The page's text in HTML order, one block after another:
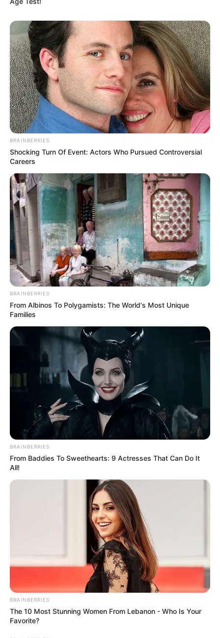
BRAINBERRIES
Shocking Turn Of Event: Actors Who Pursued Controversial
Careers
BRAINBERRIES
From Albinos To Polygamists: The World's Most Unique
Families
BRAINBERRIES
From Baddies To Sweethearts: 9 Actresses That Can Do It
All!
BRAINBERRIES
The 10 Most Stunning Women From Lebanon - Who Is Your
Favorite?